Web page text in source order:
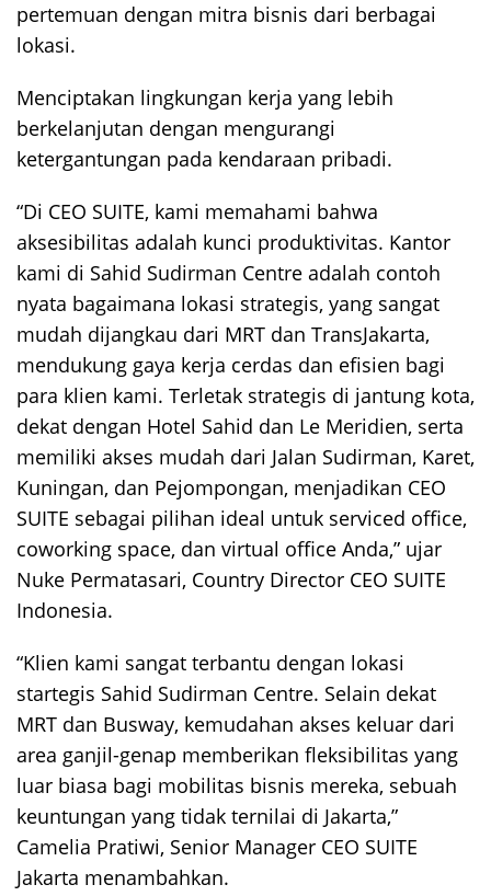
pertemuan dengan mitra bisnis dari berbagai
lokasi.
Menciptakan lingkungan kerja yang lebih
berkelanjutan dengan mengurangi
ketergantungan pada kendaraan pribadi.
“Di CEO SUITE, kami memahami bahwa
aksesibilitas adalah kunci produktivitas. Kantor
kami di Sahid Sudirman Centre adalah contoh
nyata bagaimana lokasi strategis, yang sangat
mudah dijangkau dari MRT dan TransJakarta,
mendukung gaya kerja cerdas dan efisien bagi
para klien kami. Terletak strategis di jantung kota,
dekat dengan Hotel Sahid dan Le Meridien, serta
memiliki akses mudah dari Jalan Sudirman, Karet,
Kuningan, dan Pejompongan, menjadikan CEO
SUITE sebagai pilihan ideal untuk serviced office,
coworking space, dan virtual office Anda,” ujar
Nuke Permatasari, Country Director CEO SUITE
Indonesia.
“Klien kami sangat terbantu dengan lokasi
startegis Sahid Sudirman Centre. Selain dekat
MRT dan Busway, kemudahan akses keluar dari
area ganjil-genap memberikan fleksibilitas yang
luar biasa bagi mobilitas bisnis mereka, sebuah
keuntungan yang tidak ternilai di Jakarta,”
Camelia Pratiwi, Senior Manager CEO SUITE
Jakarta menambahkan.